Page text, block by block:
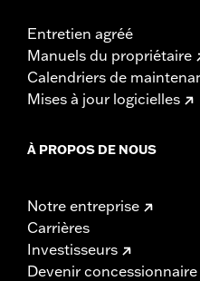
Entretien agréé
Manuels du propriétaire
Calendriers de
Mises à jour logicielles
À PROPOS DE NOUS
Notre entreprise
Carrières
Investisseurs
Devenir concessionnaire